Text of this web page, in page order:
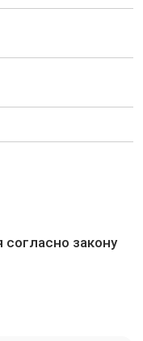
закону